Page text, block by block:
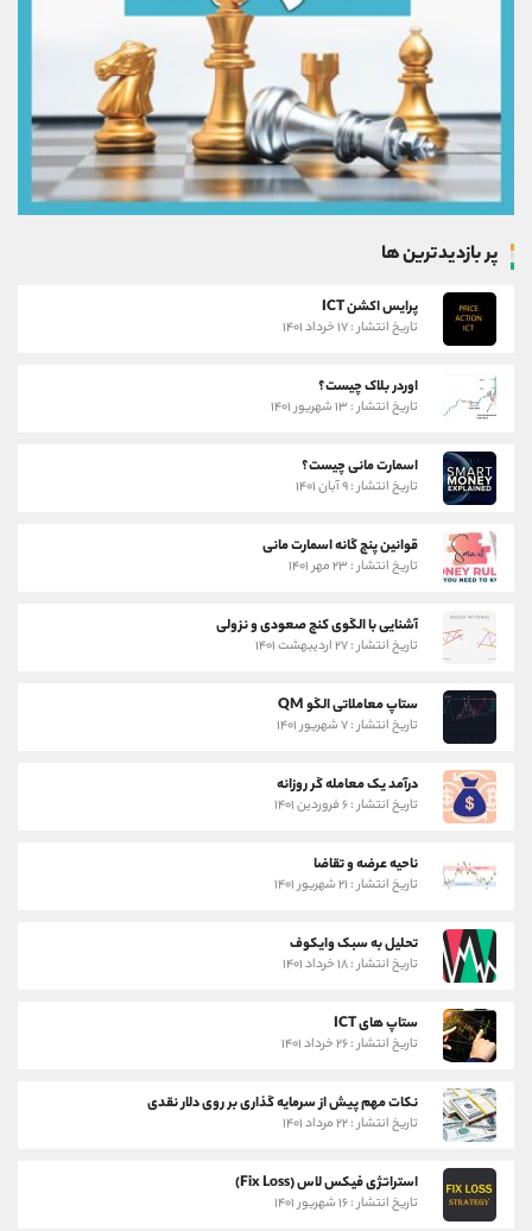
پر بازدیدترین ها
پرایس اکشن ICT
تاریخ انتشار : ۱۷ خرداد ۱۴۰۱
اوردر بلاک چیست؟
تاریخ انتشار : ۱۳ شهریور ۱۴۰۱
اسمارت مانی چیست؟
تاریخ انتشار : ۹ آبان ۱۴۰۱
قوانین پنج گانه اسمارت مانی
تاریخ انتشار : ۲۳ مهر ۱۴۰۱
آشنایی با الگوی کنج صعودی و نزولی
تاریخ انتشار : ۲۷ اردیبهشت ۱۴۰۱
ستاپ معاملاتی الگو QM
تاریخ انتشار : ۷ شهریور ۱۴۰۱
درآمد یک معامله گر روزانه
تاریخ انتشار : ۶ فروردین ۱۴۰۱
ناحیه عرضه و تقاضا
تاریخ انتشار : ۲۱ شهریور ۱۴۰۱
تحلیل به سبک وایکوف
تاریخ انتشار : ۱۸ خرداد ۱۴۰۱
ستاپ های ICT
تاریخ انتشار : ۲۶ خرداد ۱۴۰۱
نکات مهم پیش از سرمایه گذاری بر روی دلار نقدی
تاریخ انتشار : ۲۲ مرداد ۱۴۰۱
استراتژی فیکس لاس (Fix Loss)
تاریخ انتشار : ۱۶ شهریور ۱۴۰۱